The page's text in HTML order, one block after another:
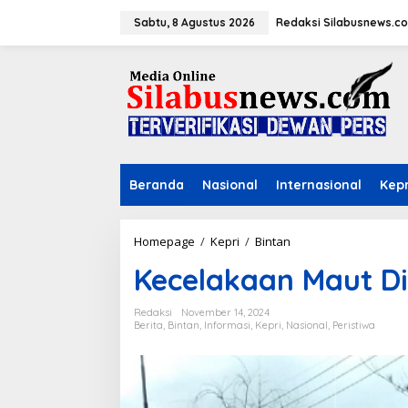
Sabtu, 8 Agustus 2026 Redaksi
Beranda Nasional Internasional
Homepage / Kepri / Bintan
c
e
a
a
n
Kecelakaan Maut
Redaksi
November 14, 2024
Berita, Bintan, Informasi, Kepri, Nasional, Peristiwa